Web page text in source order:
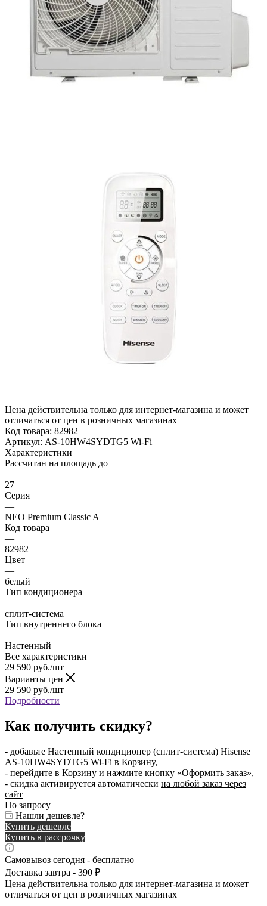
Цена действительна только для интернет-магазина и может
отличаться от цен в розничных магазинах
Код товара: 82982
Артикул: AS-10HW4SYDTG5 Wi-Fi
Характеристики
Рассчитан на площадь до
—
27
Серия
—
NEO Premium Classic A
Код товара
—
82982
Цвет
—
белый
Тип кондиционера
—
сплит-система
Тип внутреннего блока
—
Настенный
Все характеристики
29 590 руб./шт
Варианты цен
29 590 руб./шт
Подробности
Как получить скидку?
- добавьте Настенный кондиционер (сплит-система) Hisense
AS-10HW4SYDTG5 Wi-Fi в Корзину,
- перейдите в Корзину и нажмите кнопку «Оформить заказ»,
- скидка активируется автоматически на любой заказ через
сайт
По запросу
Нашли дешевле?
Купить дешевле
Купить в рассрочку
Самовывоз сегодня - бесплатно
Доставка завтра - 390 ₽
Цена действительна только для интернет-магазина и может
отличаться от цен в розничных магазинах